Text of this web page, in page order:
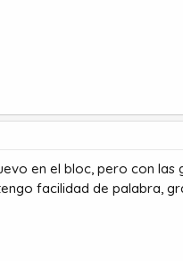
en el bloc, pero con
facilidad de palabra,